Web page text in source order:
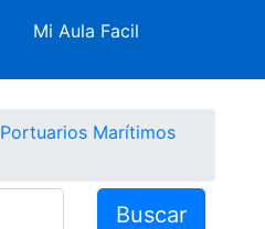
Mi Aula Facil
Marítimos
Buscar